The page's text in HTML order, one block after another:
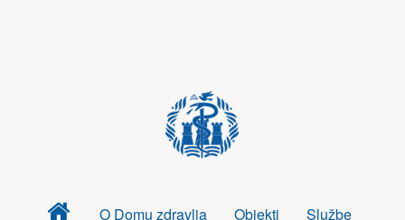
Dom O Domu zdravlja Objekti Službe